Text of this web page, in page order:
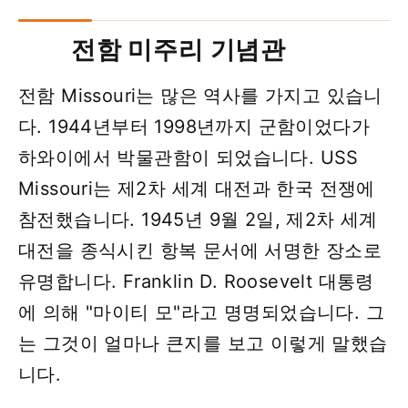
전함 미주리 기념관
전함 Missouri는 많은 역사를 가지고 있습니
다. 1944년부터 1998년까지 군함이었다가
하와이에서 박물관함이 되었습니다. USS
Missouri는 제2차 세계 대전과 한국 전쟁에
참전했습니다. 1945년 9월 2일, 제2차 세계
대전을 종식시킨 항복 문서에 서명한 장소로
유명합니다. Franklin D. Roosevelt 대통령
에 의해 "마이티 모"라고 명명되었습니다. 그
는 그것이 얼마나 큰지를 보고 이렇게 말했습
니다.